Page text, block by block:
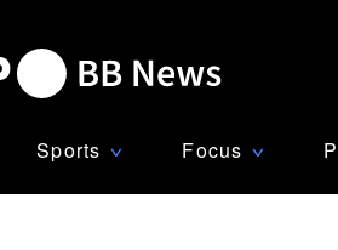
Sports ∨ Focus ∨